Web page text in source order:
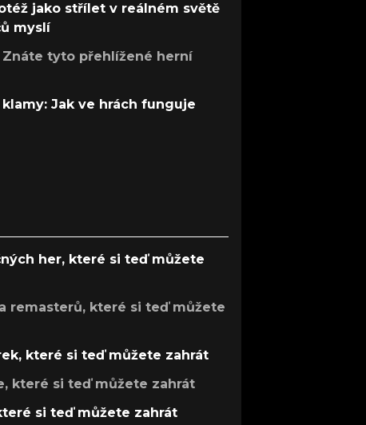
jako střílet v reálném světě
myslí
tyto přehlížené herní
Jak ve hrách funguje
her, které si teď můžete
remasterů, které si teď můžete
které si teď můžete zahrát
které si teď můžete zahrát
si teď můžete zahrát